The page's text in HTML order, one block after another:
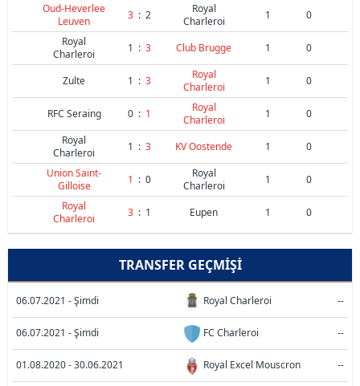
Oud-Heverlee
Leuven
3 : 2
Royal
Charleroi
1
0
Royal
Charleroi
1 : 3 Club Brugge 1 0
Zulte 1 : 3
Royal
Charleroi
1 0
RFC Seraing 0 : 1
Royal
Charleroi
1
0
Royal
Charleroi
1 : 3 KV Oostende 1
0
Union Saint-
Gilloise
1 : 0
Royal
Charleroi
1
0
Royal
Charleroi
3 : 1 Eupen 1 0
TRANSFER GEÇMIŞI
06.07.2021 - Şimdi Royal Charleroi --
06.07.2021 - Şimdi FC Charleroi --
01.08.2020 - 30.06.2021 Royal Excel Mouscron --